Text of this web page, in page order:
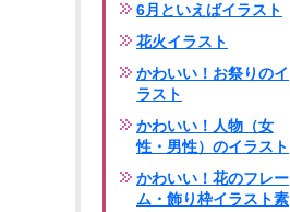
6月といえばイラスト
花火イラスト
かわいい！お祭りのイ
ラスト
かわいい！人物（女
性・男性）のイラスト
かわいい！花のフレー
ム・飾り枠イラスト素